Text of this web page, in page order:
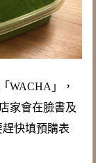
WACHA」，
家會在臉書及
趕快填預購表